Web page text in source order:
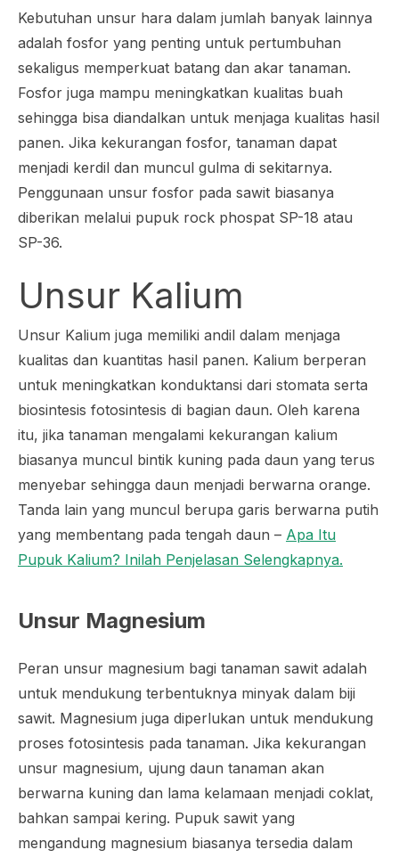
Kebutuhan unsur hara dalam jumlah banyak lainnya
adalah fosfor yang penting untuk pertumbuhan
sekaligus memperkuat batang dan akar tanaman.
Fosfor juga mampu meningkatkan kualitas buah
sehingga bisa diandalkan untuk menjaga kualitas hasil
panen. Jika kekurangan fosfor, tanaman dapat
menjadi kerdil dan muncul gulma di sekitarnya.
Penggunaan unsur fosfor pada sawit biasanya
diberikan melalui pupuk rock phospat SP-18 atau
SP-36.
Unsur Kalium
Unsur Kalium juga memiliki andil dalam menjaga
kualitas dan kuantitas hasil panen. Kalium berperan
untuk meningkatkan konduktansi dari stomata serta
biosintesis fotosintesis di bagian daun. Oleh karena
itu, jika tanaman mengalami kekurangan kalium
biasanya muncul bintik kuning pada daun yang terus
menyebar sehingga daun menjadi berwarna orange.
Tanda lain yang muncul berupa garis berwarna putih
yang membentang pada tengah daun – Apa Itu
Pupuk Kalium? Inilah Penjelasan Selengkapnya.
Unsur Magnesium
Peran unsur magnesium bagi tanaman sawit adalah
untuk mendukung terbentuknya minyak dalam biji
sawit. Magnesium juga diperlukan untuk mendukung
proses fotosintesis pada tanaman. Jika kekurangan
unsur magnesium, ujung daun tanaman akan
berwarna kuning dan lama kelamaan menjadi coklat,
bahkan sampai kering. Pupuk sawit yang
mengandung magnesium biasanya tersedia dalam